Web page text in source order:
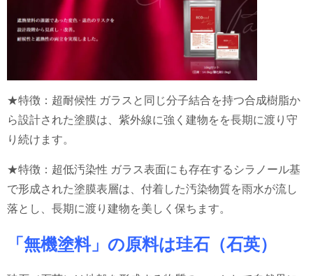
★特徴：超耐候性 ガラスと同じ分子結合を持つ合成樹脂か
ら設計された塗膜は、紫外線に強く建物をを長期に渡り守
り続けます。
★特徴：超低汚染性 ガラス表面にも存在するシラノール基
で形成された塗膜表層は、付着した汚染物質を雨水が流し
落とし、長期に渡り建物を美しく保ちます。
「無機塗料」の原料は珪石（石英）